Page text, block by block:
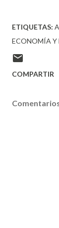
ETIQUETAS:
ECONOMÍA Y
COMPARTIR